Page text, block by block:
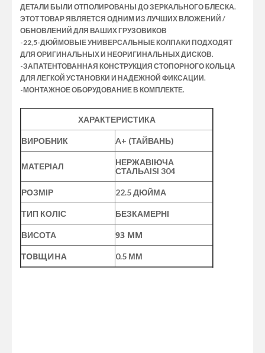
ДЕТАЛИ БЫЛИ ОТПОЛИРОВАНЫ ДО ЗЕРКАЛЬНОГО БЛЕСКА.
ЭТОТ ТОВАР ЯВЛЯЕТСЯ ОДНИМ ИЗ ЛУЧШИХ ВЛОЖЕНИЙ /
ОБНОВЛЕНИЙ ДЛЯ ВАШИХ ГРУЗОВИКОВ
-22,5-ДЮЙМОВЫЕ УНИВЕРСАЛЬНЫЕ КОЛПАКИ ПОДХОДЯТ
ДЛЯ ОРИГИНАЛЬНЫХ И НЕОРИГИНАЛЬНЫХ ДИСКОВ.
-ЗАПАТЕНТОВАННАЯ КОНСТРУКЦИЯ СТОПОРНОГО КОЛЬЦА
ДЛЯ ЛЕГКОЙ УСТАНОВКИ И НАДЕЖНОЙ ФИКСАЦИИ.
-МОНТАЖНОЕ ОБОРУДОВАНИЕ В КОМПЛЕКТЕ.
ХАРАКТЕРИСТИКА
ВИРОБНИК A+ (ТАЙВАНЬ)
МАТЕРІАЛ
НЕРЖАВІЮЧА
СТАЛЬAISI 304
РОЗМІР 22.5 ДЮЙМА
ТИП КОЛІС БЕЗКАМЕРНІ
ВИСОТА
93 ММ
ТОВЩИНА
0.5 ММ